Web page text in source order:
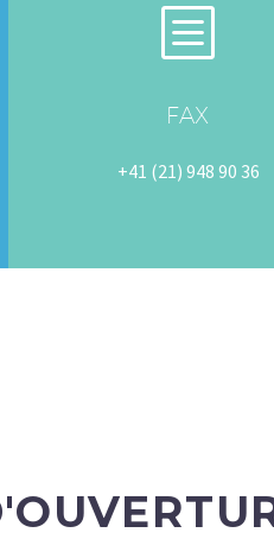
b
b
FAX
+41 (21) 948 90 36